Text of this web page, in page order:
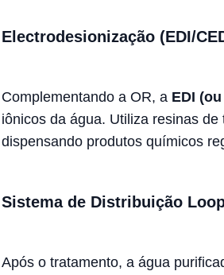
Electrodesionização (EDI/
Complementando a OR, a EDI
iônicos da água. Utiliza resinas
dispensando produtos químicos
Sistema de Distribuição
Após o tratamento, a água